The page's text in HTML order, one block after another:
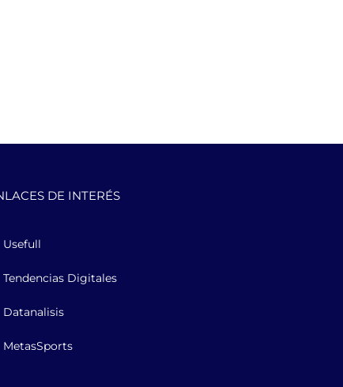
DE INTERÉS
Usefull
Tendencias Digitales
Datanalisis
MetasSports